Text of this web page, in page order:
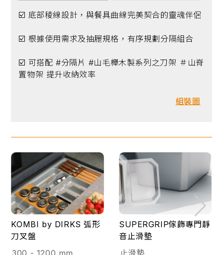
☑️ 底部稜線設計，與餐具曲線完美契合的靈魂伴侶
☑️ 根據使用需求及抽屜規格，有序規劃分隔組合
☑️ 可搭配 #分隔片 #山毛櫸木製系列之刀架 ＃山脊
置物架 提升收納效率
組裝圖
KOMBI by DIRKS 弧形
刀叉盤
SUPERGRIP傢飾專門靜
音止滑墊